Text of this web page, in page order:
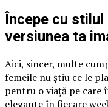
Începe cu
versiunea ta
Aici, sincer, multe
femeile nu știu ce le
pentru o viață pe care
elegante în fiecare